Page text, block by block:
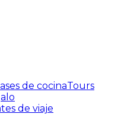
de cocinaTours
de viaje